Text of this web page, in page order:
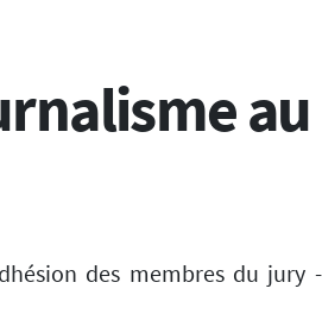
des membres du